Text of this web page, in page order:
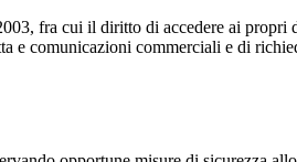
fra cui il diritto di accedere ai
comunicazioni commerciali e di